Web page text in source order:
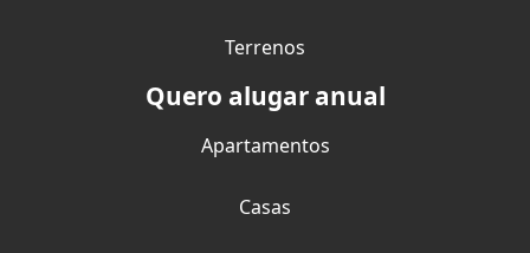
Terrenos
Quero alugar anual
Apartamentos
Casas